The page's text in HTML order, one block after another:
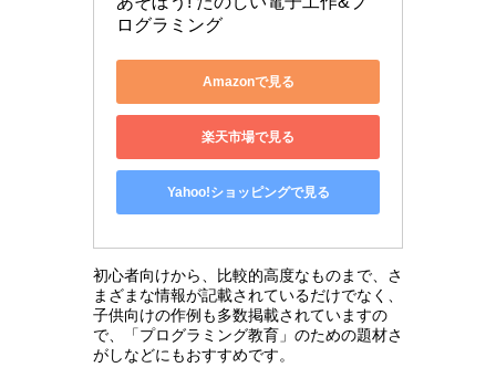
ログラミング
Amazonで見る
楽天市場で見る
Yahoo!ショッピングで見る
初心者向けから、比較的高度なものまで、さ
まざまな情報が記載されているだけでなく、
子供向けの作例も多数掲載されていますの
で、「プログラミング教育」のための題材さ
がしなどにもおすすめです。